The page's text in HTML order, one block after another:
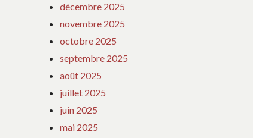
décembre 2025
novembre 2025
octobre 2025
septembre 2025
août 2025
juillet 2025
juin 2025
mai 2025